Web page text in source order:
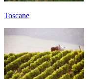
Toscane